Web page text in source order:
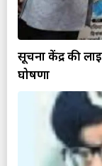
सूचना केंद्र की
घोषणा